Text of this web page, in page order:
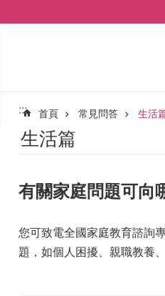
::: 首頁 常見問答 生活
生活篇
有關家庭問題可向
您可致電全國家庭教育諮詢
題，如個人困擾、親職教養